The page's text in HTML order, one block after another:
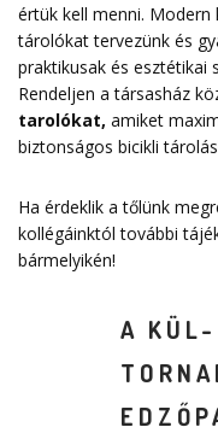
értük kell menni. Modern
tárolókat tervezünk és
praktikusak és esztétikai
Rendeljen a társasház
tarolókat, amiket
biztonságos bicikli
Ha érdeklik a tőlünk
kollégáinktól további
bármelyikén!
A